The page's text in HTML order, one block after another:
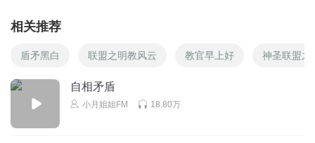
相关推荐
盾矛黑白 联盟之明教风云 教官早上好 神圣联盟之
自相矛盾
小月姐姐FM 18.80万